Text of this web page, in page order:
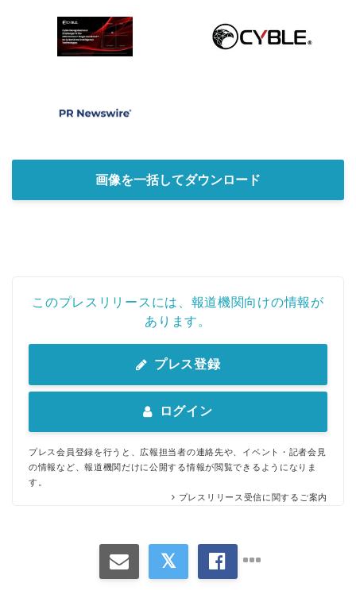
画像を一括してダウンロード
このプレスリリースには、報道機関向けの情報が
あります。
プレス登録
ログイン
プレス会員登録を行うと、広報担当者の連絡先や、イベント・記者会見
の情報など、報道機関だけに公開する情報が閲覧できるようになりま
す。
プレスリリース受信に関するご案内